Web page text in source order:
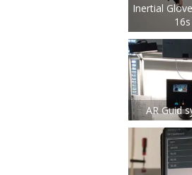
Inertial
16s
AR Guid